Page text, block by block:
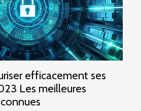
efficacement ses
Les meilleures